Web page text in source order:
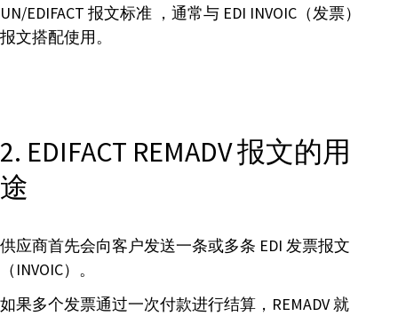
UN/EDIFACT 报文标准 ，通常与 EDI INVOIC（发票）
报文搭配使用。
2. EDIFACT REMADV 报文的用
途
供应商首先会向客户发送一条或多条 EDI 发票报文
（INVOIC）。
如果多个发票通过一次付款进行结算，REMADV 就